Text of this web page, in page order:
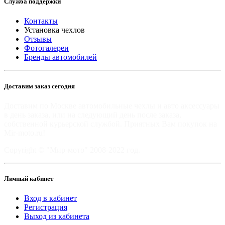
Контакты
Установка чехлов
Отзывы
Фотогалереи
Бренды автомобилей
Доставим заказ сегодня
Личный кабинет
Вход в кабинет
Регистрация
Выход из кабинета